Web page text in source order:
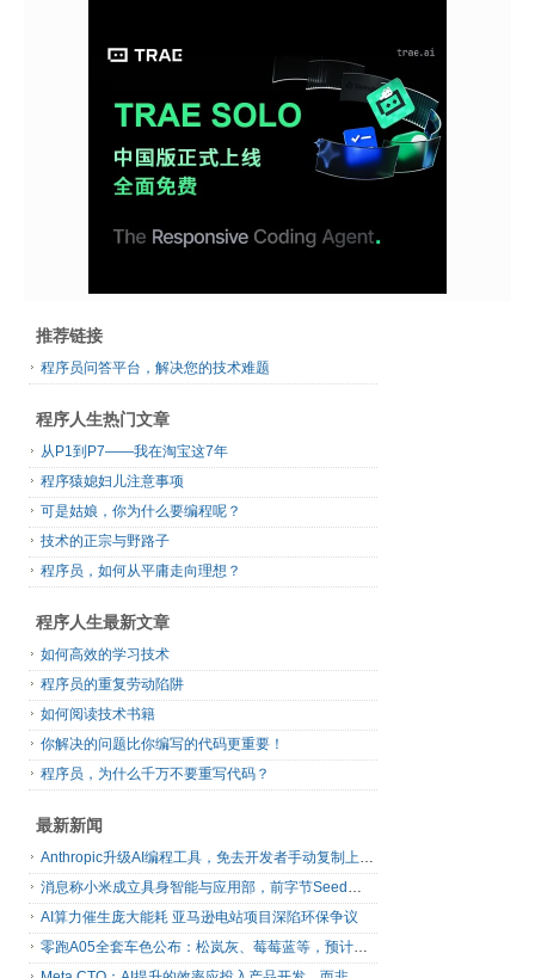
推荐链接
程序员问答平台，解决您的技术难题
程序人生热门文章
从P1到P7——我在淘宝这7年
程序猿媳妇儿注意事项
可是姑娘，你为什么要编程呢？
技术的正宗与野路子
程序员，如何从平庸走向理想？
程序人生最新文章
如何高效的学习技术
程序员的重复劳动陷阱
如何阅读技术书籍
你解决的问题比你编写的代码更重要！
程序员，为什么千万不要重写代码？
最新新闻
Anthropic升级AI编程工具，免去开发者手动复制上下文
消息称小米成立具身智能与应用部，前字节Seed孔涛挂帅
AI算力催生庞大能耗 亚马逊电站项目深陷环保争议
零跑A05全套车色公布：松岚灰、莓莓蓝等，预计明日上市